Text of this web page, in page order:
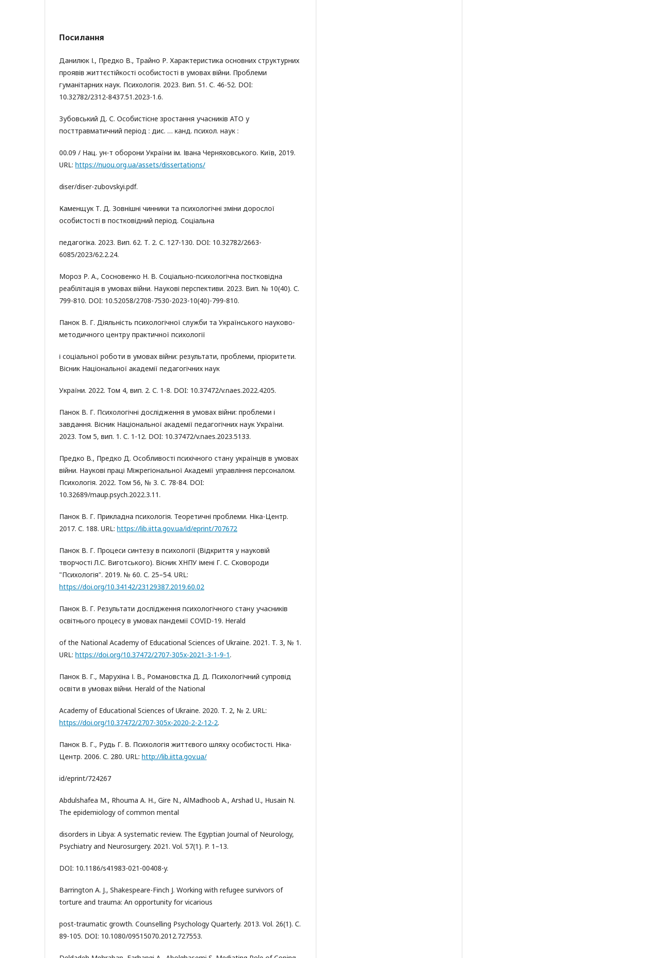
Посилання
Данилюк І., Предко В., Трайно Р. Характеристика основних структурних
проявів життєстійкості особистості в умовах війни. Проблеми
гуманітарних наук. Психологія. 2023. Вип. 51. С. 46-52. DOI:
10.32782/2312-8437.51.2023-1.6.
Зубовський Д. С. Особистісне зростання учасників АТО у
посттравматичний період : дис. … канд. психол. наук :
00.09 / Нац. ун-т оборони України ім. Івана Черняховського. Київ, 2019.
URL: https://nuou.org.ua/assets/dissertations/
diser/diser-zubovskyi.pdf.
Каменщук Т. Д. Зовнішні чинники та психологічні зміни дорослої
особистості в постковідний період. Соціальна
педагогіка. 2023. Вип. 62. Т. 2. С. 127-130. DOI: 10.32782/2663-
6085/2023/62.2.24.
Мороз Р. А., Сосновенко Н. В. Соціально-психологічна постковідна
реабілітація в умовах війни. Наукові перспективи. 2023. Вип. № 10(40). С.
799-810. DOI: 10.52058/2708-7530-2023-10(40)-799-810.
Панок В. Г. Діяльність психологічної служби та Українського науково-
методичного центру практичної психології
і соціальної роботи в умовах війни: результати, проблеми, пріоритети.
Вісник Національної академії педагогічних наук
України. 2022. Том 4, вип. 2. С. 1-8. DOI: 10.37472/v.naes.2022.4205.
Панок В. Г. Психологічні дослідження в умовах війни: проблеми і
завдання. Вісник Національної академії педагогічних наук України.
2023. Том 5, вип. 1. С. 1-12. DOI: 10.37472/v.naes.2023.5133.
Предко В., Предко Д. Особливості психічного стану українців в умовах
війни. Наукові праці Міжрегіональної Академії управління персоналом.
Психологія. 2022. Том 56, № 3. С. 78-84. DOI:
10.32689/maup.psych.2022.3.11.
Панок В. Г. Прикладна психологія. Теоретичні проблеми. Ніка-Центр.
2017. С. 188. URL: https://lib.iitta.gov.ua/id/eprint/707672
Панок В. Г. Процеси синтезу в психології (Відкриття у науковій
творчості Л.С. Виготського). Вісник ХНПУ імені Г. С. Сковороди
"Психологія". 2019. № 60. С. 25–54. URL:
https://doi.org/10.34142/23129387.2019.60.02
Панок В. Г. Результати дослідження психологічного стану учасників
освітнього процесу в умовах пандемії COVID-19. Herald
of the National Academy of Educational Sciences of Ukraine. 2021. Т. 3, № 1.
URL: https://doi.org/10.37472/2707-305x-2021-3-1-9-1.
Панок В. Г., Марухіна І. В., Романовстка Д. Д. Психологічний супровід
освіти в умовах війни. Herald of the National
Academy of Educational Sciences of Ukraine. 2020. Т. 2, № 2. URL:
https://doi.org/10.37472/2707-305x-2020-2-2-12-2.
Панок В. Г., Рудь Г. В. Психологія життєвого шляху особистості. Ніка-
Центр. 2006. С. 280. URL: http://lib.iitta.gov.ua/
id/eprint/724267
Abdulshafea M., Rhouma A. H., Gire N., AlMadhoob A., Arshad U., Husain N.
The epidemiology of common mental
disorders in Libya: A systematic review. The Egyptian Journal of Neurology,
Psychiatry and Neurosurgery. 2021. Vol. 57(1). P. 1–13.
DOI: 10.1186/s41983-021-00408-y.
Barrington A. J., Shakespeare-Finch J. Working with refugee survivors of
torture and trauma: An opportunity for vicarious
post-traumatic growth. Counselling Psychology Quarterly. 2013. Vol. 26(1). С.
89-105. DOI: 10.1080/09515070.2012.727553.